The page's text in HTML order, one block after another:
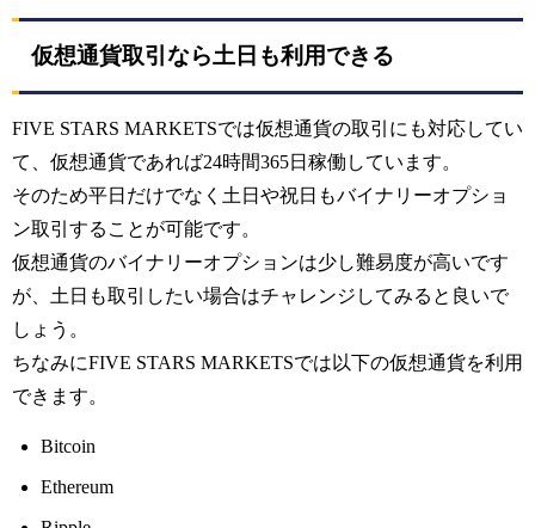
仮想通貨取引なら土日も利用できる
FIVE STARS MARKETSでは仮想通貨の取引にも対応してい
て、仮想通貨であれば24時間365日稼働しています。
そのため平日だけでなく土日や祝日もバイナリーオプショ
ン取引することが可能です。
仮想通貨のバイナリーオプションは少し難易度が高いです
が、土日も取引したい場合はチャレンジしてみると良いで
しょう。
ちなみにFIVE STARS MARKETSでは以下の仮想通貨を利用
できます。
Bitcoin
Ethereum